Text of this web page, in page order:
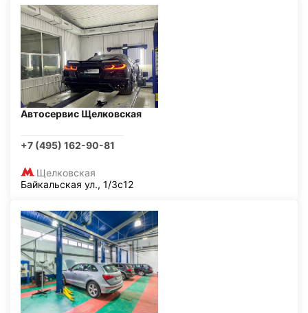
Автосервис Щелковская
+7 (495) 162-90-81
Щелковская
Байкальская ул., 1/3с12